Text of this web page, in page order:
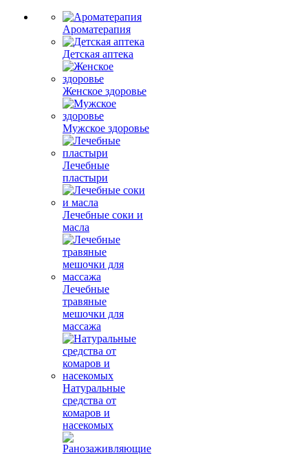
Ароматерапия
Детская аптека
Женское здоровье
Мужское здоровье
Лечебные
пластыри
Лечебные соки и
масла
Лечебные
травяные
мешочки для
массажа
Натуральные
средства от
комаров и
насекомых